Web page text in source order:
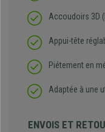
Accoudoirs 3D
Appui-tête
Piétement en
Adaptée à une
ENVOIS ET